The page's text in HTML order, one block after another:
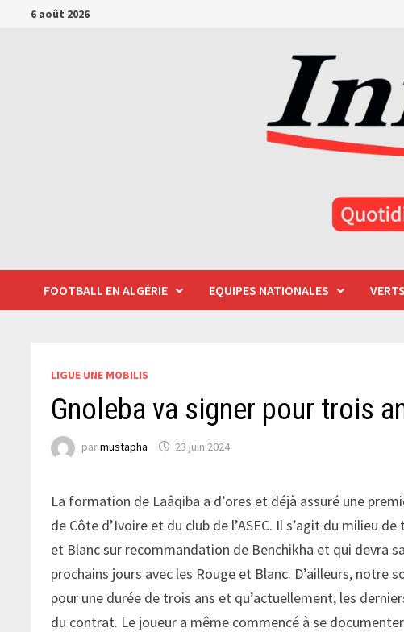
Passer6 août 2026
FOOTBALL EN ALGÉRIE EQUIPES NATIONALES
LIGUE UNE MOBILIS
Gnoleba va signer pour trois
parmustapha 23 juin 2024
La formation de Laâqiba a d’ores et déjà assuré une
de Côte d’Ivoire et du club de l’ASEC. Il s’agit du milieu
et Blanc sur recommandation de Benchikha et qui devra
prochains jours avec les Rouge et Blanc. D’ailleurs, notre
pour une durée de trois ans et qu’actuellement, les
du contrat. Le joueur a même commencé à se